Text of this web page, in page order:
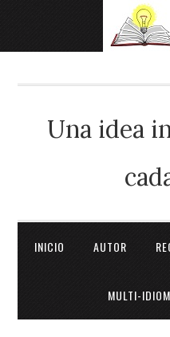
Una idea
INICIO AUTOR
MULTI-